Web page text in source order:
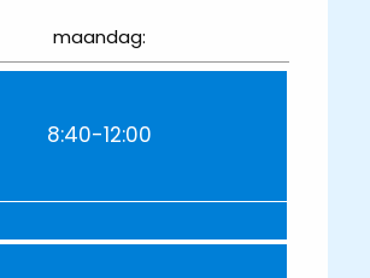
maandag:
8:40-12:00